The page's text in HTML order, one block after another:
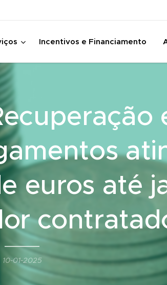
Incentivos e Financiamento
euros até
10-01-2025